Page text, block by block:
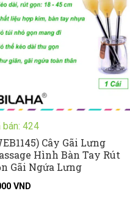
bán: 424
Cây Gãi Lưng
Hình Bàn Tay Rút
Gãi Ngứa Lưng
VND